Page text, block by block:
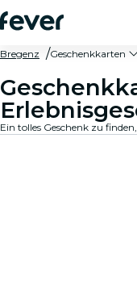
Bregenz Geschenkkarten